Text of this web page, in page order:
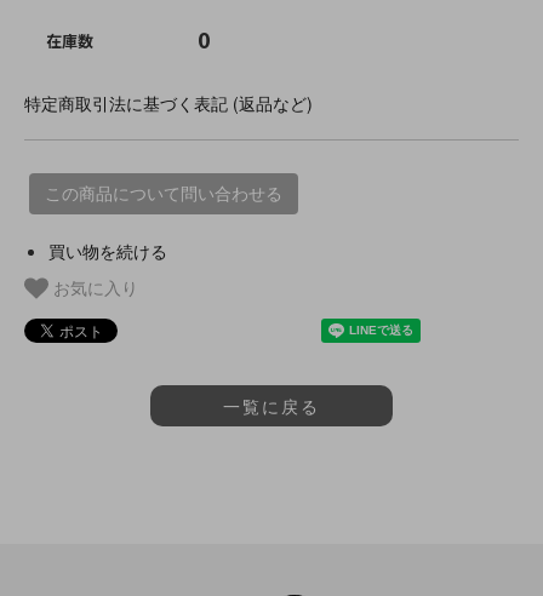
在庫数 0
特定商取引法に基づく表記 (返品など)
この商品について問い合わせる
買い物を続ける
お気に入り
一覧に戻る